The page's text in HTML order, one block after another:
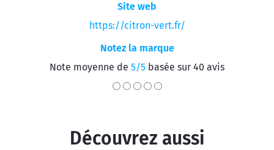
Site web
https://citron-vert.fr/
Notez la marque
Note moyenne de 5/5 basée sur 40 avis
Découvrez aussi